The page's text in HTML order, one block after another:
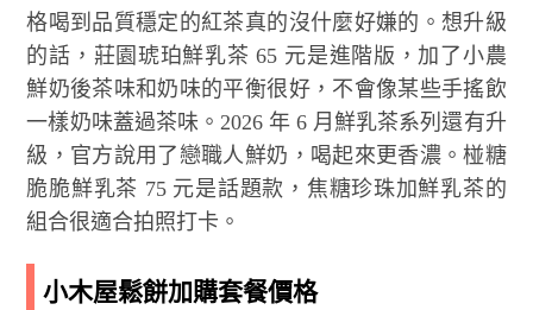
格喝到品質穩定的紅茶真的沒什麼好嫌的。想升級
的話，莊園琥珀鮮乳茶 65 元是進階版，加了小農
鮮奶後茶味和奶味的平衡很好，不會像某些手搖飲
一樣奶味蓋過茶味。2026 年 6 月鮮乳茶系列還有升
級，官方說用了戀職人鮮奶，喝起來更香濃。椪糖
脆脆鮮乳茶 75 元是話題款，焦糖珍珠加鮮乳茶的
組合很適合拍照打卡。
小木屋鬆餅加購套餐價格